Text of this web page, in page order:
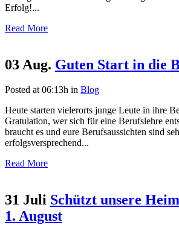
Erfolg!...
Read More
03 Aug. Guten Start in die
Posted at 06:13h in Blog
Heute starten vielerorts junge Leute in ihre
Gratulation, wer sich für eine Berufslehre
braucht es und eure Berufsaussichten sind
erfolgsversprechend...
Read More
31 Juli Schützt unsere
1. August